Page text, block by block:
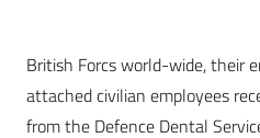
British Forcs world-wide, their
attached civilian employees
from the Defence Dental